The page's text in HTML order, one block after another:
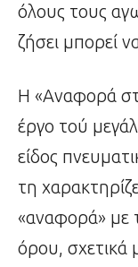
όλους τους
ζήσει μπορεί
Η «Αναφορά
έργο τού
είδος
τη
«αναφορά» με
όρου, σχετικά